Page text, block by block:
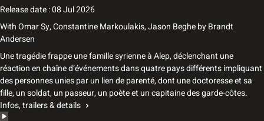
Release date : 08 Jul 2026
WithOmar Sy,Constantine Markoulakis,Jason BeghebyBrandt
Andersen
Une tra­gé­die frappe une famille syrienne à Alep, déclen­chant une
réac­tion en chaîne d’é­vé­ne­ments dans quatre pays dif­fé­rents impli­quant
des per­sonnes unies par un lien de paren­té, dont une doc­to­resse et sa
fille, un sol­dat, un pas­seur, un poète et un capi­taine des garde-côtes.
Infos, trailers & details